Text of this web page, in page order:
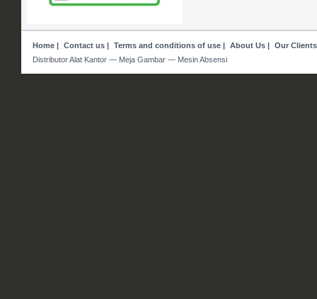
Home| Contact us| Terms and conditions of use| About Us| Our Clients
Distributor Alat Kantor — Meja Gambar — Mesin Absensi